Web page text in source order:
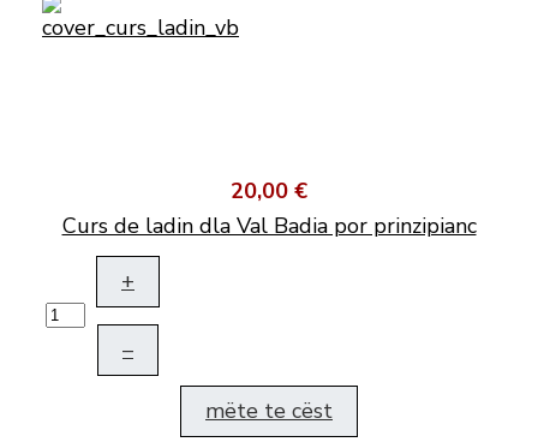
20,00 €
Curs de ladin dla Val Badia por prinzipianc
+
–
mëte te cëst